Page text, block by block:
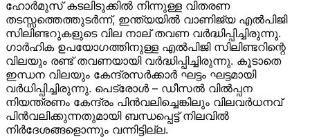
ഹോർമുസ് കടലിടുക്കിൽ നിന്നുള്ള വിതരണ
തടസ്സത്തെത്തുടർന്ന്, ഇന്ത്യയിൽ വാണിജ്യ എൽപിജി
സിലിണ്ടറുകളുടെ വില നാല് തവണ വർദ്ധിപ്പിച്ചിരുന്നു. ​
ഗാർഹിക ഉപയോഗത്തിനുള്ള എൽപിജി സിലിണ്ടറിന്റെ
വിലയും രണ്ട് തവണയായി വർദ്ധിപ്പിച്ചിരുന്നു. കൂടാതെ
ഇന്ധന വിലയും കേന്ദ്രസർക്കാർ ഘട്ടം ഘട്ടമായി
വർധിപ്പിച്ചിരുന്നു. പെട്രോൾ – ഡീസൽ വിൽപ്പന
നിയന്ത്രണം കേന്ദ്രം പിൻവലിച്ചെങ്കിലും വിലവർധനവ്
പിൻവലിക്കുന്നതുമായി ബന്ധപ്പെട്ട് നിലവിൽ
നിർദേശങ്ങളൊന്നും വന്നിട്ടില്ല.